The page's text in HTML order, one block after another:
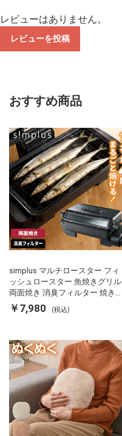
レビューはありません。
レビューを投稿
おすすめ商品
simplus マルチロースター フィ
ッシュロースター 魚焼きグリル
両面焼き 消臭フィルター 焼き魚
両面ヒーター タイマー付き SP-
FRS01 マットブラック シンプラ
￥7,980 (税込)